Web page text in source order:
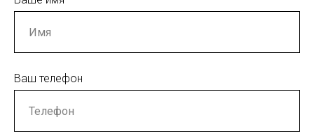
Ваш телефон